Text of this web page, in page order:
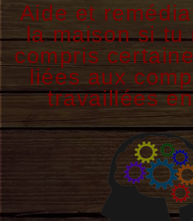
Aide et
la maison si tu
compris
liées aux
travaillées